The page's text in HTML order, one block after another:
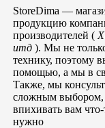
StoreDima —
продукцию
производителей (
итд). Мы не
технику, поэтому
помощью, а мы в
Также, мы
сложным выбором,
впихивать вам
нужно